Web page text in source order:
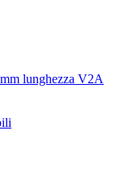
lunghezza V2A